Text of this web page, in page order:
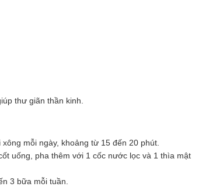
thư giãn thần kinh.
mỗi ngày, khoảng từ 15 đến 20 phút.
uống, pha thêm với 1 cốc nước lọc và 1 thìa mật
3 bữa mỗi tuần.